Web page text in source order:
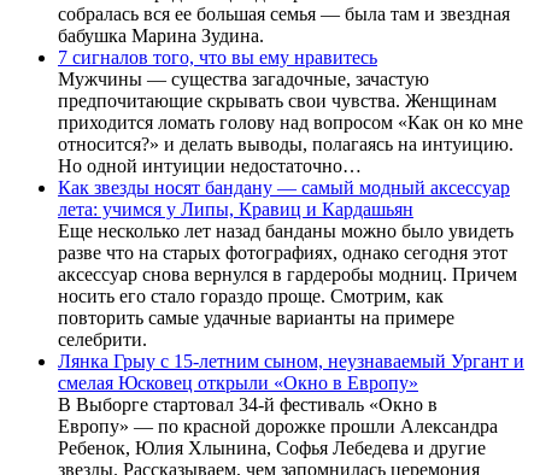
собралась вся ее большая семья — была там и звездная
бабушка Марина Зудина.
7 сигналов того, что вы ему нравитесь
Мужчины — существа загадочные, зачастую
предпочитающие скрывать свои чувства. Женщинам
приходится ломать голову над вопросом «Как он ко мне
относится?» и делать выводы, полагаясь на интуицию.
Но одной интуиции недостаточно…
Как звезды носят бандану — самый модный аксессуар
лета: учимся у Липы, Кравиц и Кардашьян
Еще несколько лет назад банданы можно было увидеть
разве что на старых фотографиях, однако сегодня этот
аксессуар снова вернулся в гардеробы модниц. Причем
носить его стало гораздо проще. Смотрим, как
повторить самые удачные варианты на примере
селебрити.
Лянка Грыу с 15-летним сыном, неузнаваемый Ургант и
смелая Юсковец открыли «Окно в Европу»
В Выборге стартовал 34-й фестиваль «Окно в
Европу» — по красной дорожке прошли Александра
Ребенок, Юлия Хлынина, Софья Лебедева и другие
звезды. Рассказываем, чем запомнилась церемония